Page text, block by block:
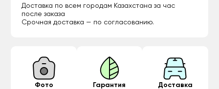
Доставка по всем городам Казахстана за час
после заказа
Срочная доставка — по согласованию.
Фото
Гарантия
Доставка